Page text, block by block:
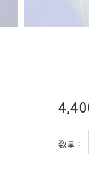
数量：